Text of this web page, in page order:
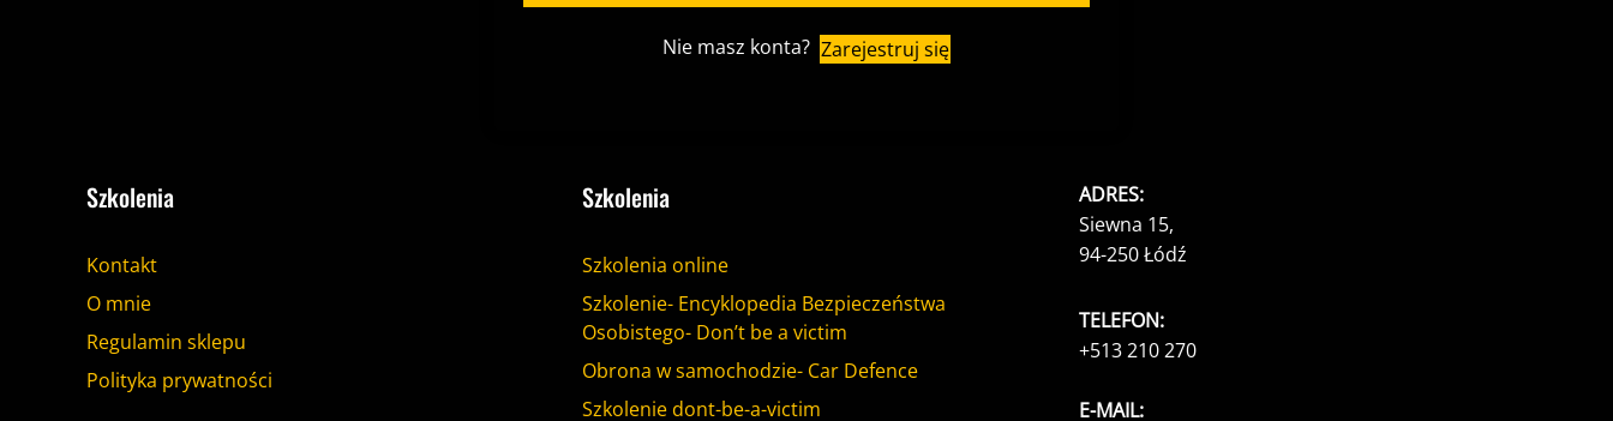
Nie masz konta? Zarejestruj się
Szkolenia
Kontakt
O mnie
Regulamin sklepu
Polityka prywatności
Szkolenia
Szkolenia online
Szkolenie- Encyklopedia Bezpieczeństwa
Osobistego- Don’t be a victim
Obrona w samochodzie- Car Defence
Szkolenie dont-be-a-victim
ADRES:
Siewna 15,
94-250 Łódź
TELEFON:
+513 210 270
E-MAIL: